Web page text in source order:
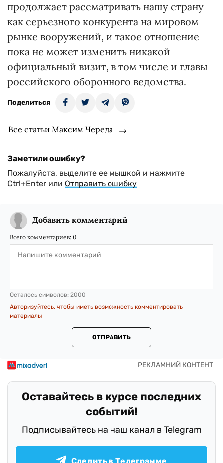
продолжает рассматривать нашу страну
как серьезного конкурента на мировом
рынке вооружений, и такое отношение
пока не может изменить никакой
официальный визит, в том числе и главы
российского оборонного ведомства.
Поделиться
Все статьи Максим Череда
Заметили ошибку?
Пожалуйста, выделите ее мышкой и нажмите
Ctrl+Enter или Отправить ошибку
Добавить комментарий
Всего комментариев: 0
Осталось символов: 2000
Авторизуйтесь, чтобы иметь возможность комментировать
материалы
ОТПРАВИТЬ
Оставайтесь в курсе последних
событий!
Подписывайтесь на наш канал в Telegram
Следить в Телеграмме